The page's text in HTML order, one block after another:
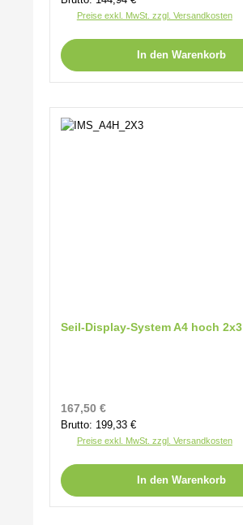
Preise exkl. MwSt. zzgl. Versandkosten
In den Warenkorb
Seil-Display-System A4 hoch 2x3
Regulärer Preis:
167,50 €
Brutto: 199,33 €
Preise exkl. MwSt. zzgl. Versandkosten
In den Warenkorb